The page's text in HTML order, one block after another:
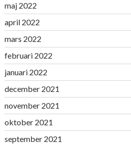
maj 2022
april 2022
mars 2022
februari 2022
januari 2022
december 2021
november 2021
oktober 2021
september 2021